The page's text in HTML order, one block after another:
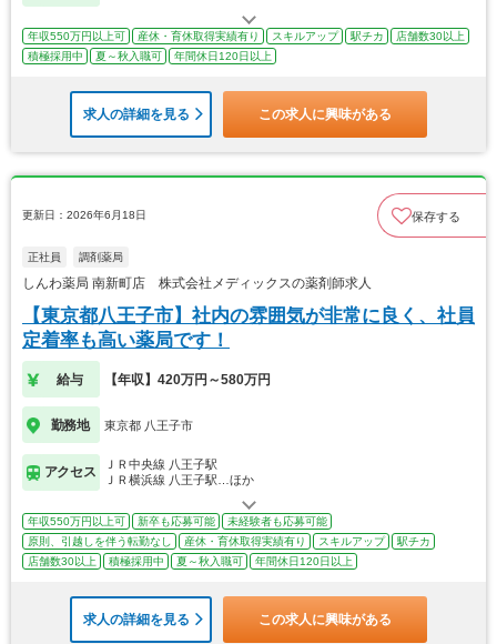
年収550万円以上可 産休・育休取得実績有り スキルアップ 駅チカ
店舗数30以上
積極採用中
夏～秋入職可 年間休日120日以上
求人の詳細を見る この求人に興味がある
更新日：2026年6月18日 保存する
正社員 調剤薬局
しんわ薬局 南新町店 株式会社メディックスの薬剤師求人
【東京都八王子市】社内の雰囲気が非常に良く、社員
定着率も高い薬局です！
給与 【年収】420万円～580万円
勤務地 東京都 八王子市
アクセス
ＪＲ中央線 八王子駅
ＪＲ横浜線 八王子駅…ほか
年収550万円以上可 新卒も応募可能
未経験者も応募可能
原則、引越しを伴う転勤なし
産休・育休取得実績有り スキルアップ
駅チカ
店舗数30以上
積極採用中 夏～秋入職可 年間休日120日以上
求人の詳細を見る この求人に興味がある